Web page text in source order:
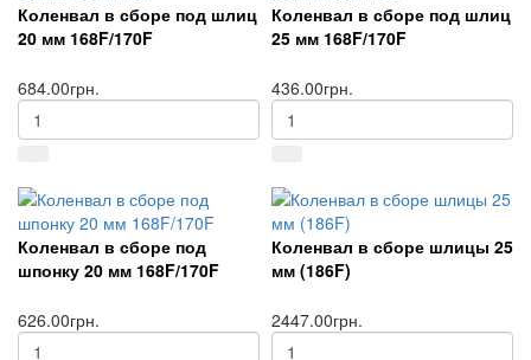
Коленвал в сборе под шлиц
20 мм 168F/170F
684.00грн.
Коленвал в сборе под шлиц
25 мм 168F/170F
436.00грн.
Коленвал в сборе под
шпонку 20 мм 168F/170F
626.00грн.
Коленвал в сборе шлицы 25
мм (186F)
2447.00грн.